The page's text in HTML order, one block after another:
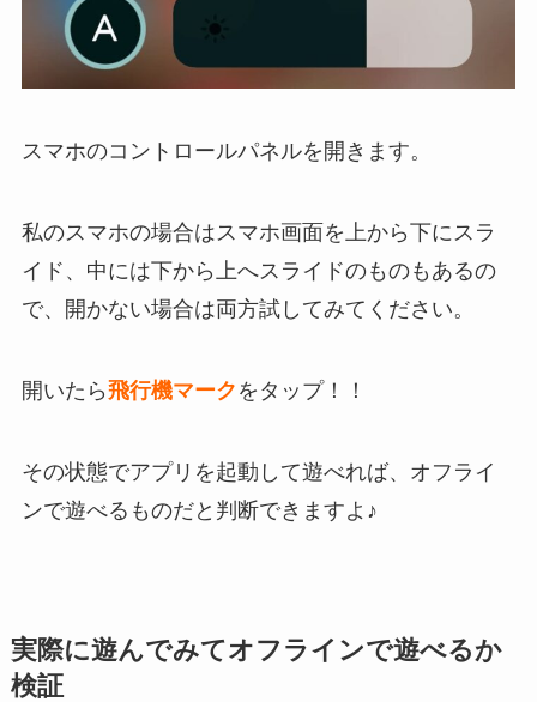
スマホのコントロールパネルを開きます。
私のスマホの場合は スマホ画面を上から下にスラ
イド 、 中には下から上へスライドのものもあるの
で、開かない場合は両方試してみてください。
開いたら飛行機マーク をタップ！！
その状態でアプリを起動して遊べれば、オフライ
ンで遊べるものだと判断できますよ♪
実際に遊んでみてオフラインで遊べるか
検証